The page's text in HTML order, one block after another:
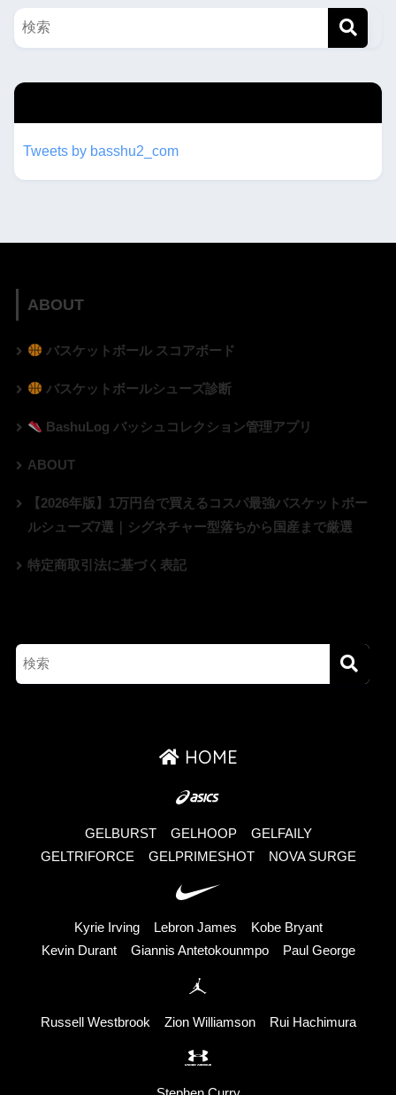
Tweets by basshu2_com
ABOUT
バスケットボール スコアボード
バスケットボールシューズ診断
BashuLog バッシュコレクション管理アプリ
ABOUT
【2026年版】1万円台で買えるコスパ最強バスケットボー
ルシューズ7選｜シグネチャー型落ちから国産まで厳選
特定商取引法に基づく表記
HOME
GELBURST GELHOOP
GELFAILY
GELTRIFORCE
GELPRIMESHOT NOVA SURGE
Kyrie Irving Lebron James
Kobe Bryant
Kevin Durant
Giannis Antetokounmpo Paul George
Russell Westbrook Zion Williamson Rui Hachimura